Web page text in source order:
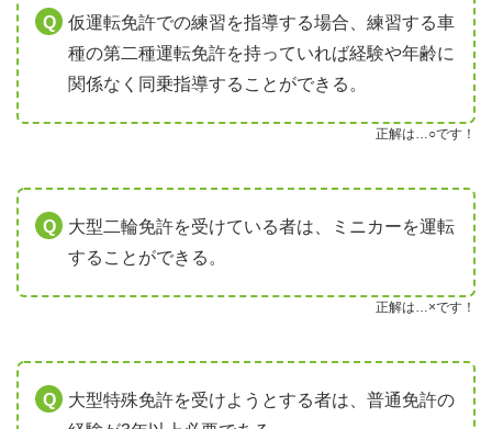
仮運転免許での練習を指導する場合、練習する車
種の第二種運転免許を持っていれば経験や年齢に
関係なく同乗指導することができる。
正解は…○です！
大型二輪免許を受けている者は、ミニカーを運転
することができる。
正解は…×です！
大型特殊免許を受けようとする者は、普通免許の